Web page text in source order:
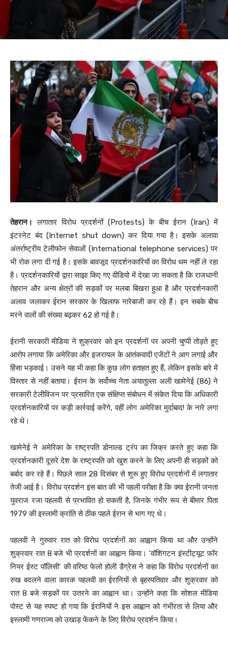
तेहरान। लगातार विरोध प्रदर्शनों (Protests) के बीच ईरान (Iran) में
इंटरनेट बंद (Internet shut down) कर दिया गया है। इसके अलावा
अंतर्राष्ट्रीय टेलीफोन सेवाओं (International telephone services) पर
भी रोक लगा दी गई है। इसके बावजूद प्रदर्शनकारियों का विरोध थम नहीं ले रहा
है। प्रदर्शनकारियों द्वारा साझा किए गए वीडियो में देखा जा सकता है कि राजधानी
तेहरान और अन्य क्षेत्रों की सड़कों पर मलबा बिखरा हुआ है और प्रदर्शनकारी
अलाव जलाकर ईरान सरकार के खिलाफ नारेबाजी कर रहे हैं। इन सबके बीच
मरने वालों की संख्या बढ़कर 62 हो गई है।
ईरानी सरकारी मीडिया ने शुक्रवार को इन प्रदर्शनों पर अपनी चुप्पी तोड़ते हुए
आरोप लगाया कि अमेरिका और इजरायल के आतंकवादी एजेंटों ने आग लगाई और
हिंसा भड़काई। उसने यह भी कहा कि कुछ लोग हताहत हुए हैं, लेकिन इसके बारे में
विस्तार से नहीं बताया। ईरान के सर्वोच्च नेता अयातुल्ला अली खामेनेई (86) ने
सरकारी टेलीविजन पर प्रसारित एक संक्षिप्त संबोधन में संकेत दिया कि अधिकारी
प्रदर्शनकारियों पर कड़ी कार्रवाई करेंगे, वहीं लोग अमेरिका मुर्दाबाद! के नारे लगा
रहे थे।
खामेनेई ने अमेरिका के राष्ट्रपति डोनाल्ड ट्रंप का जिक्र करते हुए कहा कि
प्रदर्शनकारी दूसरे देश के राष्ट्रपति को खुश करने के लिए अपनी ही सड़कों को
बर्बाद कर रहे हैं। पिछले साल 28 दिसंबर से शुरू हुए विरोध प्रदर्शनों में लगातार
तेजी आई है। विरोध प्रदर्शन इस बात की भी पहली परीक्षा है कि क्या ईरानी जनता
युवराज रजा पहलवी से प्रभावित हो सकती है, जिनके गंभीर रूप से बीमार पिता
1979 की इस्लामी क्रांति से ठीक पहले ईरान से भाग गए थे।
पहलवी ने गुरुवार रात को विरोध प्रदर्शनों का आह्वान किया था और उन्होंने
शुक्रवार रात 8 बजे भी प्रदर्शनों का आह्वान किया। ‘वॉशिंगटन इंस्टीट्यूट फॉर
नियर ईस्ट पॉलिसी‘ की वरिष्ठ फेलो होली डैग्रेस ने कहा कि विरोध प्रदर्शनों का
रुख बदलने वाला कारक पहलवी का ईरानियों से बृहस्पतिवार और शुक्रवार को
रात 8 बजे सड़कों पर उतरने का आह्वान था। उन्होंने कहा कि सोशल मीडिया
पोस्ट से यह स्पष्ट हो गया कि ईरानियों ने इस आह्वान को गंभीरता से लिया और
इस्लामी गणराज्य को उखाड़ फेंकने के लिए विरोध प्रदर्शन किया।